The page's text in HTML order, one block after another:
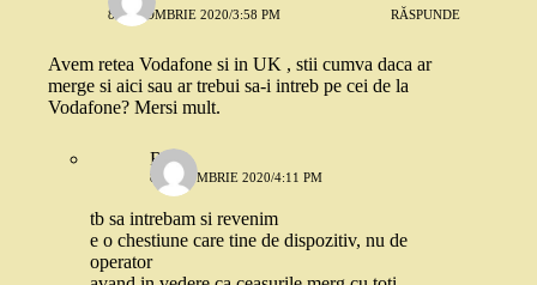
8 OCTOMBRIE 2020/3:58 PM RĂSPUNDE
Avem retea Vodafone si in UK , stii cumva daca ar
merge si aici sau ar trebui sa-i intreb pe cei de la
Vodafone? Mersi mult.
Robo
8 OCTOMBRIE 2020/4:11 PM
tb sa intrebam si revenim
e o chestiune care tine de dispozitiv, nu de
operator